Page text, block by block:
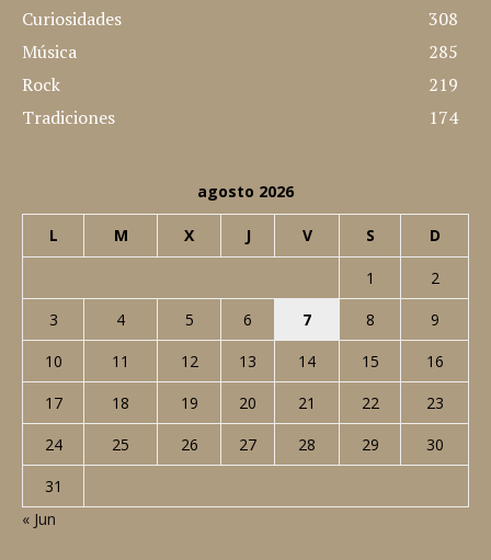
Curiosidades
308
Música
285
Rock
219
Tradiciones
174
agosto 2026
L M X J V S D
1
2
3
4 5 6 7 8
9
10
11 12 13 14 15
16
17
18 19 20 21 22
23
24
25 26 27 28 29
30
31
« Jun